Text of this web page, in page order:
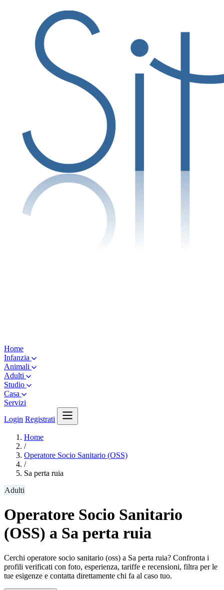
Home
Infanzia
Animali
Adulti
Studio
Casa
Servizi
Login Registrati
Home
/
Operatore Socio Sanitario (OSS)
/
Sa perta ruia
Adulti
Operatore Socio Sanitario
(OSS) a Sa perta ruia
Cerchi operatore socio sanitario (oss) a Sa perta ruia? Confronta i
profili verificati con foto, esperienza, tariffe e recensioni, filtra per le
tue esigenze e contatta direttamente chi fa al caso tuo.